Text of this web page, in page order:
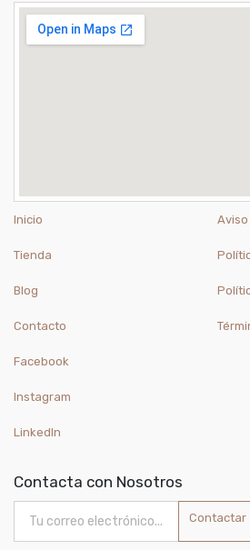
Inicio
Tienda
Blog
Contacto
Aviso
Facebook
Instagram
LinkedIn
Contacta con Nosotros
Contactar